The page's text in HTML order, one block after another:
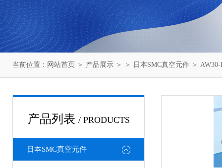
当前位置： 网站首页 ＞ 产品展示 ＞ ＞ 日本SMC真空元件 ＞
产品列表 / PRODUCTS
日本SMC真空元件